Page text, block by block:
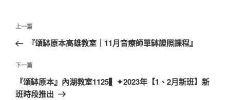
文
導
覽
上
一
文
章
上一篇
『頌缽原本高雄教室｜11月音療師單缽證照課程』
下
一
篇
下一篇
『頌缽原本』內湖教室1125▍✦2023年【1、2月新班】新
班時段推出